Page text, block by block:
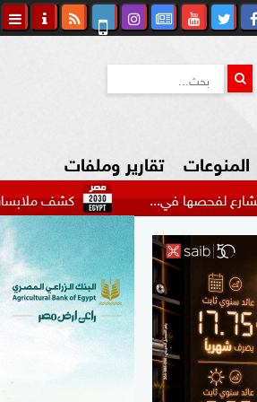
المنوعات
السياحة في مصر
التكنولوجيا
المرأة والأسرة
السيارات
تقارير وملفات
كشف ملابسات فيديو